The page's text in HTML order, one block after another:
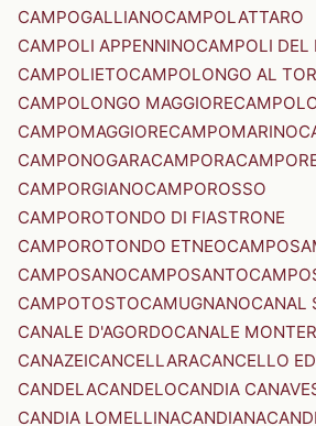
CAMPOGALLIANOCAMPOLATTARO
CAMPOLI APPENNINOCAMPOLI DEL
CAMPOLIETOCAMPOLONGO AL
CAMPOLONGO MAGGIORE
CAMPOMAGGIORECAMPOMARINO
CAMPONOGARACAMPORA
CAMPORGIANOCAMPOROSSO
CAMPOROTONDO DI FIASTRONE
CAMPOROTONDO ETNEO
CAMPOSANOCAMPOSANTO
CAMPOTOSTOCAMUGNANOCANAL
CANALE D'AGORDOCANALE
CANAZEICANCELLARACANCELLO
CANDELACANDELOCANDIA
CANDIA LOMELLINACANDIANA